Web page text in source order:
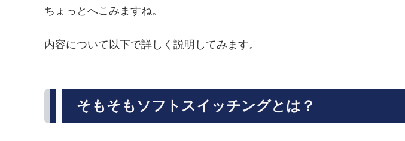
ちょっとへこみますね。
内容について以下で詳しく説明してみます。
そもそもソフトスイッチングとは？